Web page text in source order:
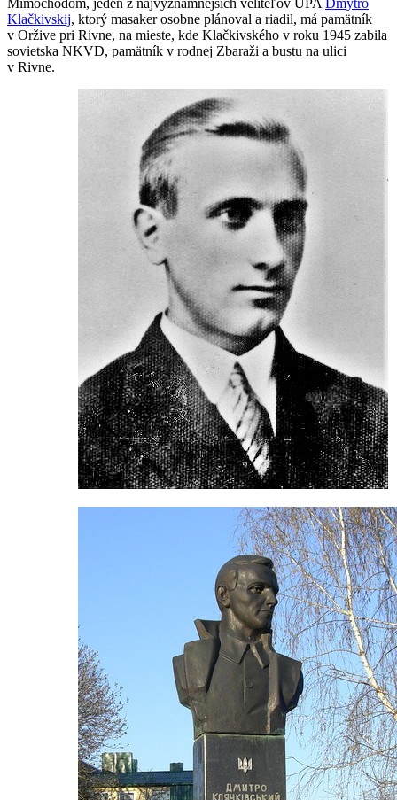
Klačkivskij, ktorý masaker osobne plánoval a riadil, má pamätník
v Oržive pri Rivne, na mieste, kde Klačkivského v roku 1945 zabila
sovietska NKVD, pamätník v rodnej Zbaraži a bustu na ulici
v Rivne.